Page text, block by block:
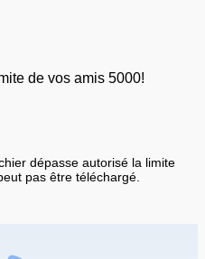
de vos amis 5000!
dépasse autorisé la limite
pas être téléchargé.